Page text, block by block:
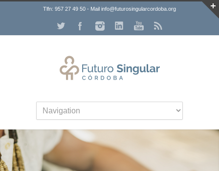
Tlfn: 957 27 49 50 - Mail info@futurosingularcordoba.org